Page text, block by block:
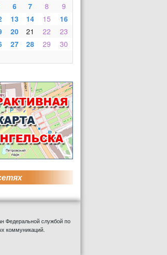
6 7 8
9
13 14 15
16
20 21 22
23
27 28 29
30
Федеральной службой по
коммуникаций.